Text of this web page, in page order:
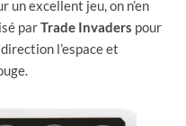
un excellent jeu, on n’en
parTrade Invaders pour
l’espace et